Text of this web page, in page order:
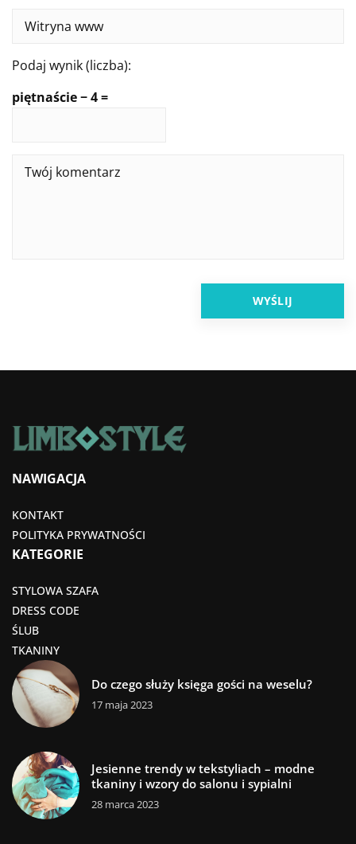
Podaj wynik (liczba):
piętnaście − 4 =
NAWIGACJA
KONTAKT
POLITYKA PRYWATNOŚCI
KATEGORIE
STYLOWA SZAFA
DRESS CODE
ŚLUB
TKANINY
Do czego służy księga gości na weselu?
17 maja 2023
Jesienne trendy w tekstyliach – modne
tkaniny i wzory do salonu i sypialni
28 marca 2023